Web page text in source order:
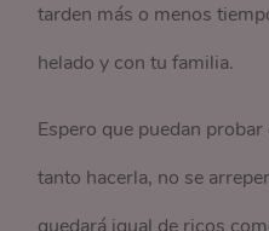
tarden más o menos
helado y con tu familia.
Espero que puedan
tanto hacerla, no se